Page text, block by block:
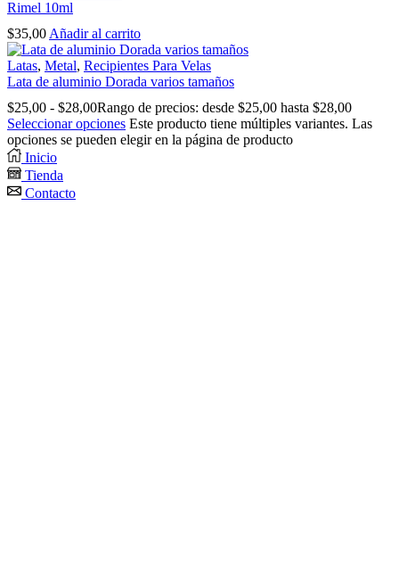
Rimel 10ml
$35,00 Añadir al carrito
Latas, Metal, Recipientes Para Velas
Lata de aluminio Dorada varios tamaños
$25,00 - $28,00Rango de precios: desde $25,00 hasta $28,00
Seleccionar opciones Este producto tiene múltiples variantes. Las
opciones se pueden elegir en la página de producto
Inicio
Tienda
Contacto